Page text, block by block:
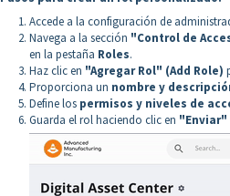
Accede a la configuración de
Navega a la sección "Control de
en la pestaña Roles.
Haz clic en "Agregar Rol" (Add Role)
Proporciona un nombre y
Define los permisos y niveles de
Guarda el rol haciendo clic en "Enviar"